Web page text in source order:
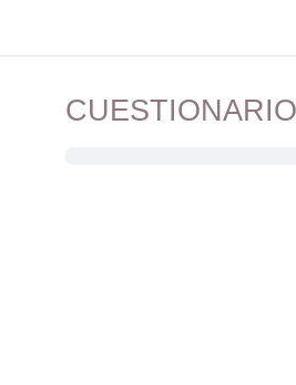
CUESTIONARIO